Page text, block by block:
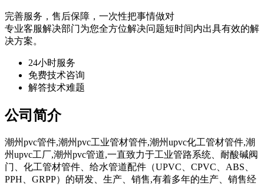
完善服务，售后保障，一次性把事情做对
专业客服解决部门为您全方位解决问题短时间内出具有效的解
决方案。
24小时服务
免费技术咨询
解答技术难题
公司简介
潮州pvc管件,潮州pvc工业管材管件,潮州upvc化工管材管件,潮
州upvc工厂,潮州pvc管道,一直致力于工业管路系统、耐酸碱阀
门、化工管材管件、给水管道配件（UPVC、CPVC、ABS、
PPH、GRPP）的研发、生产、销售,有着多年的生产、销售经